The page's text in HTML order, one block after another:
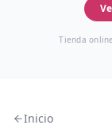
Tienda
Inicio